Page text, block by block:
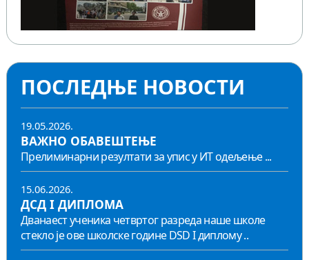
ПОСЛЕДЊЕ НОВОСТИ
19.05.2026.
ВАЖНО ОБАВЕШТЕЊЕ
Прелиминарни резултати за упис у ИТ одељење ...
15.06.2026.
ДСД I ДИПЛОМА
Дванаест ученика четвртог разреда наше школе
стекло је ове школске године DSD I диплому ..